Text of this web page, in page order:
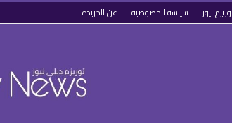
نيوز سياسة الخصوصية عن الجريدة